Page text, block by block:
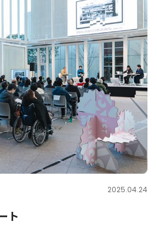
2025.04.24
ト